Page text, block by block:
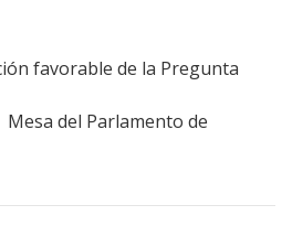
favorable de la Pregunta
Mesa del Parlamento de